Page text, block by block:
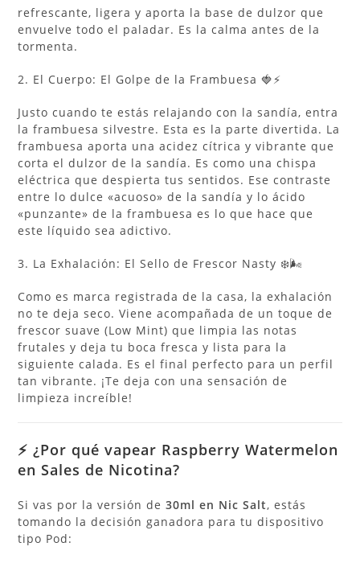
refrescante, ligera y aporta la base de dulzor que
envuelve todo el paladar. Es la calma antes de la
tormenta.
2. El Cuerpo: El Golpe de la Frambuesa 🍓⚡
Justo cuando te estás relajando con la sandía, entra
la frambuesa silvestre. Esta es la parte divertida. La
frambuesa aporta una acidez cítrica y vibrante que
corta el dulzor de la sandía. Es como una chispa
eléctrica que despierta tus sentidos. Ese contraste
entre lo dulce «acuoso» de la sandía y lo ácido
«punzante» de la frambuesa es lo que hace que
este líquido sea adictivo.
3. La Exhalación: El Sello de Frescor Nasty ❄️🌬️
Como es marca registrada de la casa, la exhalación
no te deja seco. Viene acompañada de un toque de
frescor suave (Low Mint) que limpia las notas
frutales y deja tu boca fresca y lista para la
siguiente calada. Es el final perfecto para un perfil
tan vibrante. ¡Te deja con una sensación de
limpieza increíble!
⚡ ¿Por qué vapear Raspberry Watermelon
en Sales de Nicotina?
Si vas por la versión de30ml en Nic Salt, estás
tomando la decisión ganadora para tu dispositivo
tipo Pod: